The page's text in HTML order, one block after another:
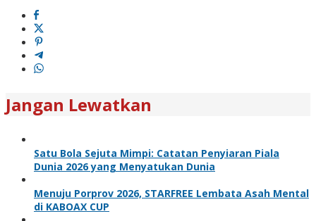
Jangan Lewatkan
Satu Bola Sejuta Mimpi: Catatan Penyiaran Piala
Dunia 2026 yang Menyatukan Dunia
Menuju Porprov 2026, STARFREE Lembata Asah Mental
di KABOAX CUP